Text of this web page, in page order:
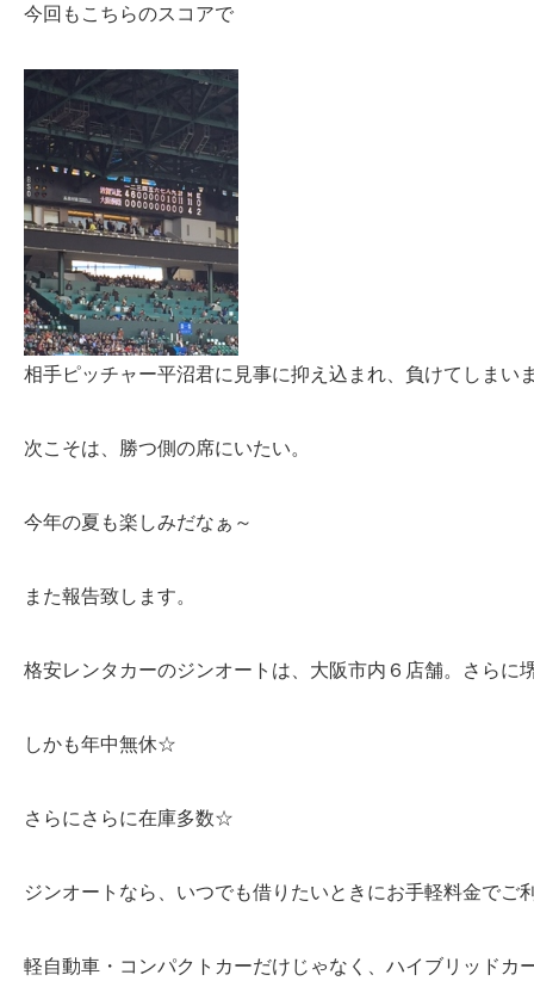
今回もこちらのスコアで
相手ピッチャー平沼君に見事に抑え込まれ、負けてしまい
次こそは、勝つ側の席にいたい。
今年の夏も楽しみだなぁ～
また報告致します。
格安レンタカーのジンオートは、大阪市内６店舗。さらに
しかも年中無休☆
さらにさらに在庫多数☆
ジンオートなら、いつでも借りたいときにお手軽料金でご
軽自動車・コンパクトカーだけじゃなく、ハイブリッドカ